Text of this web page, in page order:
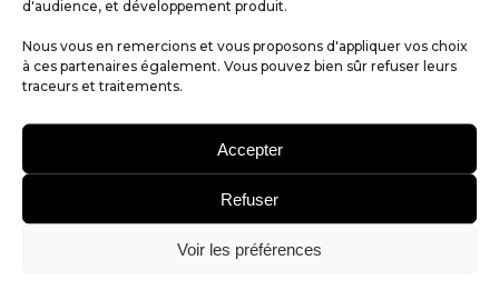
d'audience, et développement produit.
Nous vous en remercions et vous proposons d'appliquer vos choix
à ces partenaires également. Vous pouvez bien sûr refuser leurs
traceurs et traitements.
Accepter
Refuser
Voir les préférences
Stickers « Vestiaires » Lot de
2 – REF S014